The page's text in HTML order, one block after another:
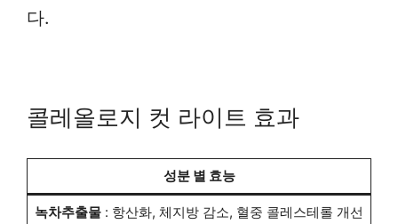
다.
콜레올로지 컷 라이트 효과
성분 별 효능
녹차추출물: 항산화, 체지방 감소, 혈중 콜레스테롤 개선